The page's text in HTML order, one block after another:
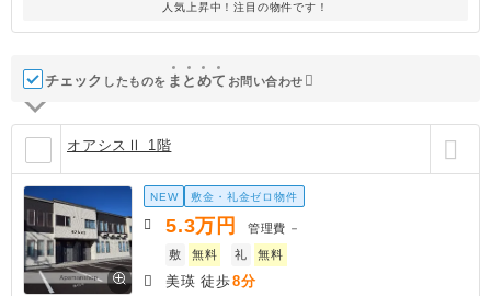
人気上昇中！注目の物件です！
チェック したものを ま と めて お問い合わせ
オアシスⅡ 1階
NEW 敷金・礼金ゼロ物件
5.3万円 管理費 －
敷
無料 礼 無料
美瑛 徒歩8分